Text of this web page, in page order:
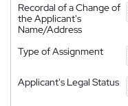
Recordal of a Change of
the Applicant's
Name/Address
Type of Assignment
Applicant's Legal Status